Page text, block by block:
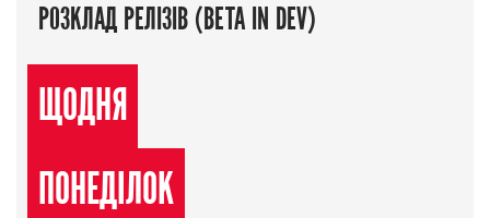
РОЗКЛАД РЕЛІЗІВ (BETA IN DEV)
ЩОДНЯ
ПОНЕДІЛОК